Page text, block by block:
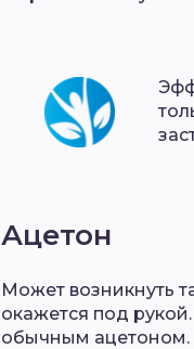
Ацетон
Может возникнуть
окажется под
обычным ацетоном.